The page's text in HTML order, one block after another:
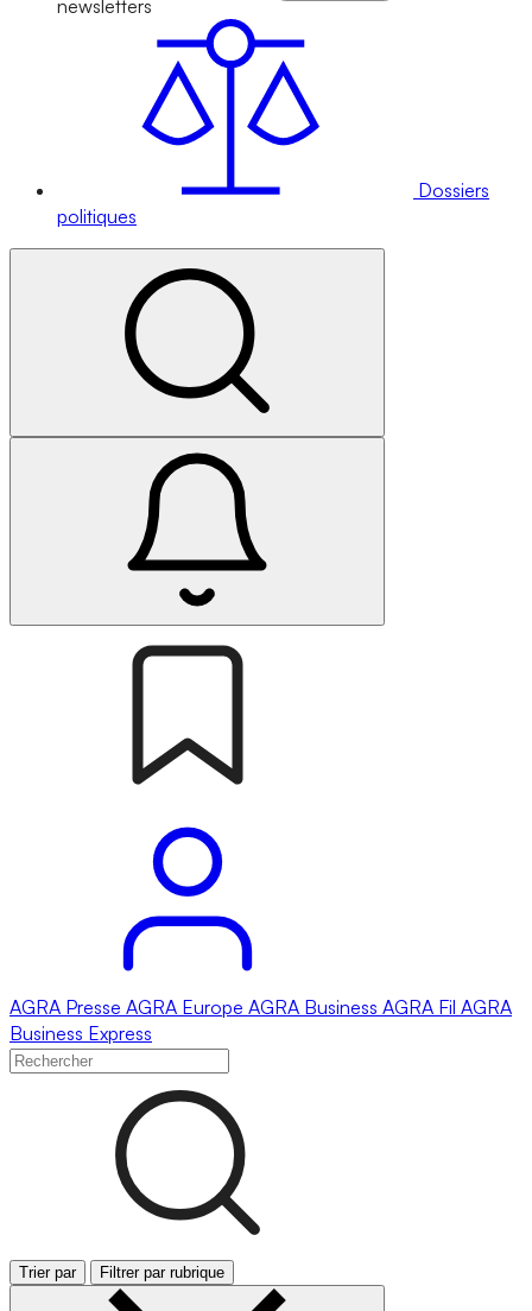
newsletters
Dossiers
politiques
AGRA Presse AGRA Europe AGRA Business AGRA Fil AGRA
Business Express
Trier par Filtrer par rubrique